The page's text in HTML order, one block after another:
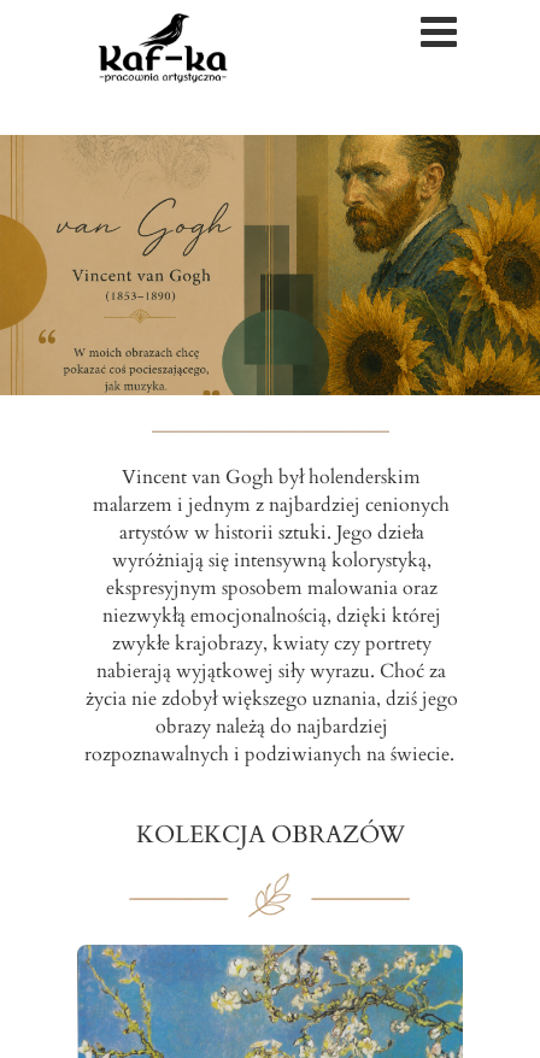
Vincent van Gogh był holenderskim
malarzem i jednym z najbardziej cenionych
artystów w historii sztuki. Jego dzieła
wyróżniają się intensywną kolorystyką,
ekspresyjnym sposobem malowania oraz
niezwykłą emocjonalnością, dzięki której
zwykłe krajobrazy, kwiaty czy portrety
nabierają wyjątkowej siły wyrazu. Choć za
życia nie zdobył większego uznania, dziś jego
obrazy należą do najbardziej
rozpoznawalnych i podziwianych na świecie.
KOLEKCJA OBRAZÓW